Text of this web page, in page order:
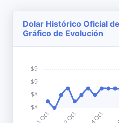
Dolar Histórico Oficial
Gráfico de Evolución